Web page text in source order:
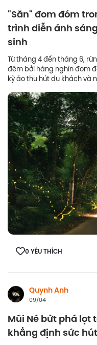
"Săn" đom đóm
trình diễn ánh
sinh
Từ tháng 4 đến tháng 6,
đêm bởi hàng nghìn đom
kỳ ảo thu hút du khách và
0 YÊU THÍCH
Quynh Anh
09/04
Mũi Né bứt phá lọt
khẳng định sức